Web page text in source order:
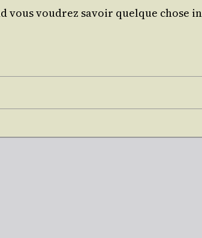
vous vou­drez savoir quelque chose